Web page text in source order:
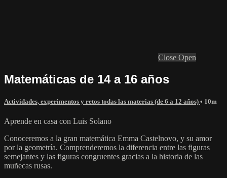
Close Open
Matemáticas de 14 a 16 años
Actividades, experimentos y retos todas las materias (de 6 a 12 años) • 10m
Aprende en casa con Luis Solano
Conoceremos a la gran matemática Emma Castelnovo, y su amor
por la geometría. Comprenderemos la diferencia entre las figuras
semejantes y las figuras congruentes gracias a la historia de las
muñecas rusas.